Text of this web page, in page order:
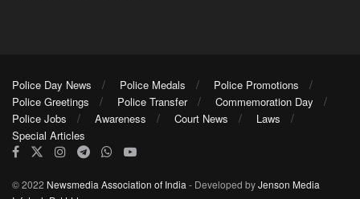
Police Day News Police Medals
Police Promotions
Police Greetings
Police Transfer
Commemoration Day
Police Jobs
Awareness Court News
Laws
Special Articles
© 2022 Newsmedia Association of India - Developed byJenson Media